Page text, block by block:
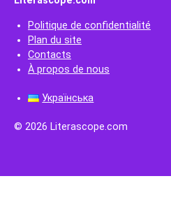
Politique de confidentialité
Plan du site
Contacts
À propos de nous
Українська
© 2026 Literascope.com